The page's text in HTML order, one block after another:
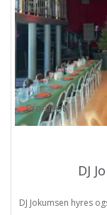
ProArtist
DJ
DJ Jokumsen hyres